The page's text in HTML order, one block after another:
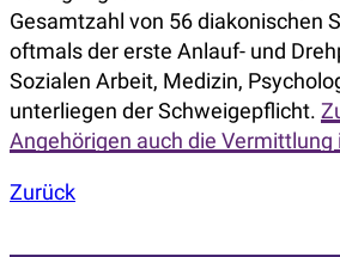
Gesamtzahl von 56 diakonischen
oftmals der erste Anlauf- und
Sozialen Arbeit, Medizin,
unterliegen der Schweigepflicht.
Angehörigen auch die
Zurück